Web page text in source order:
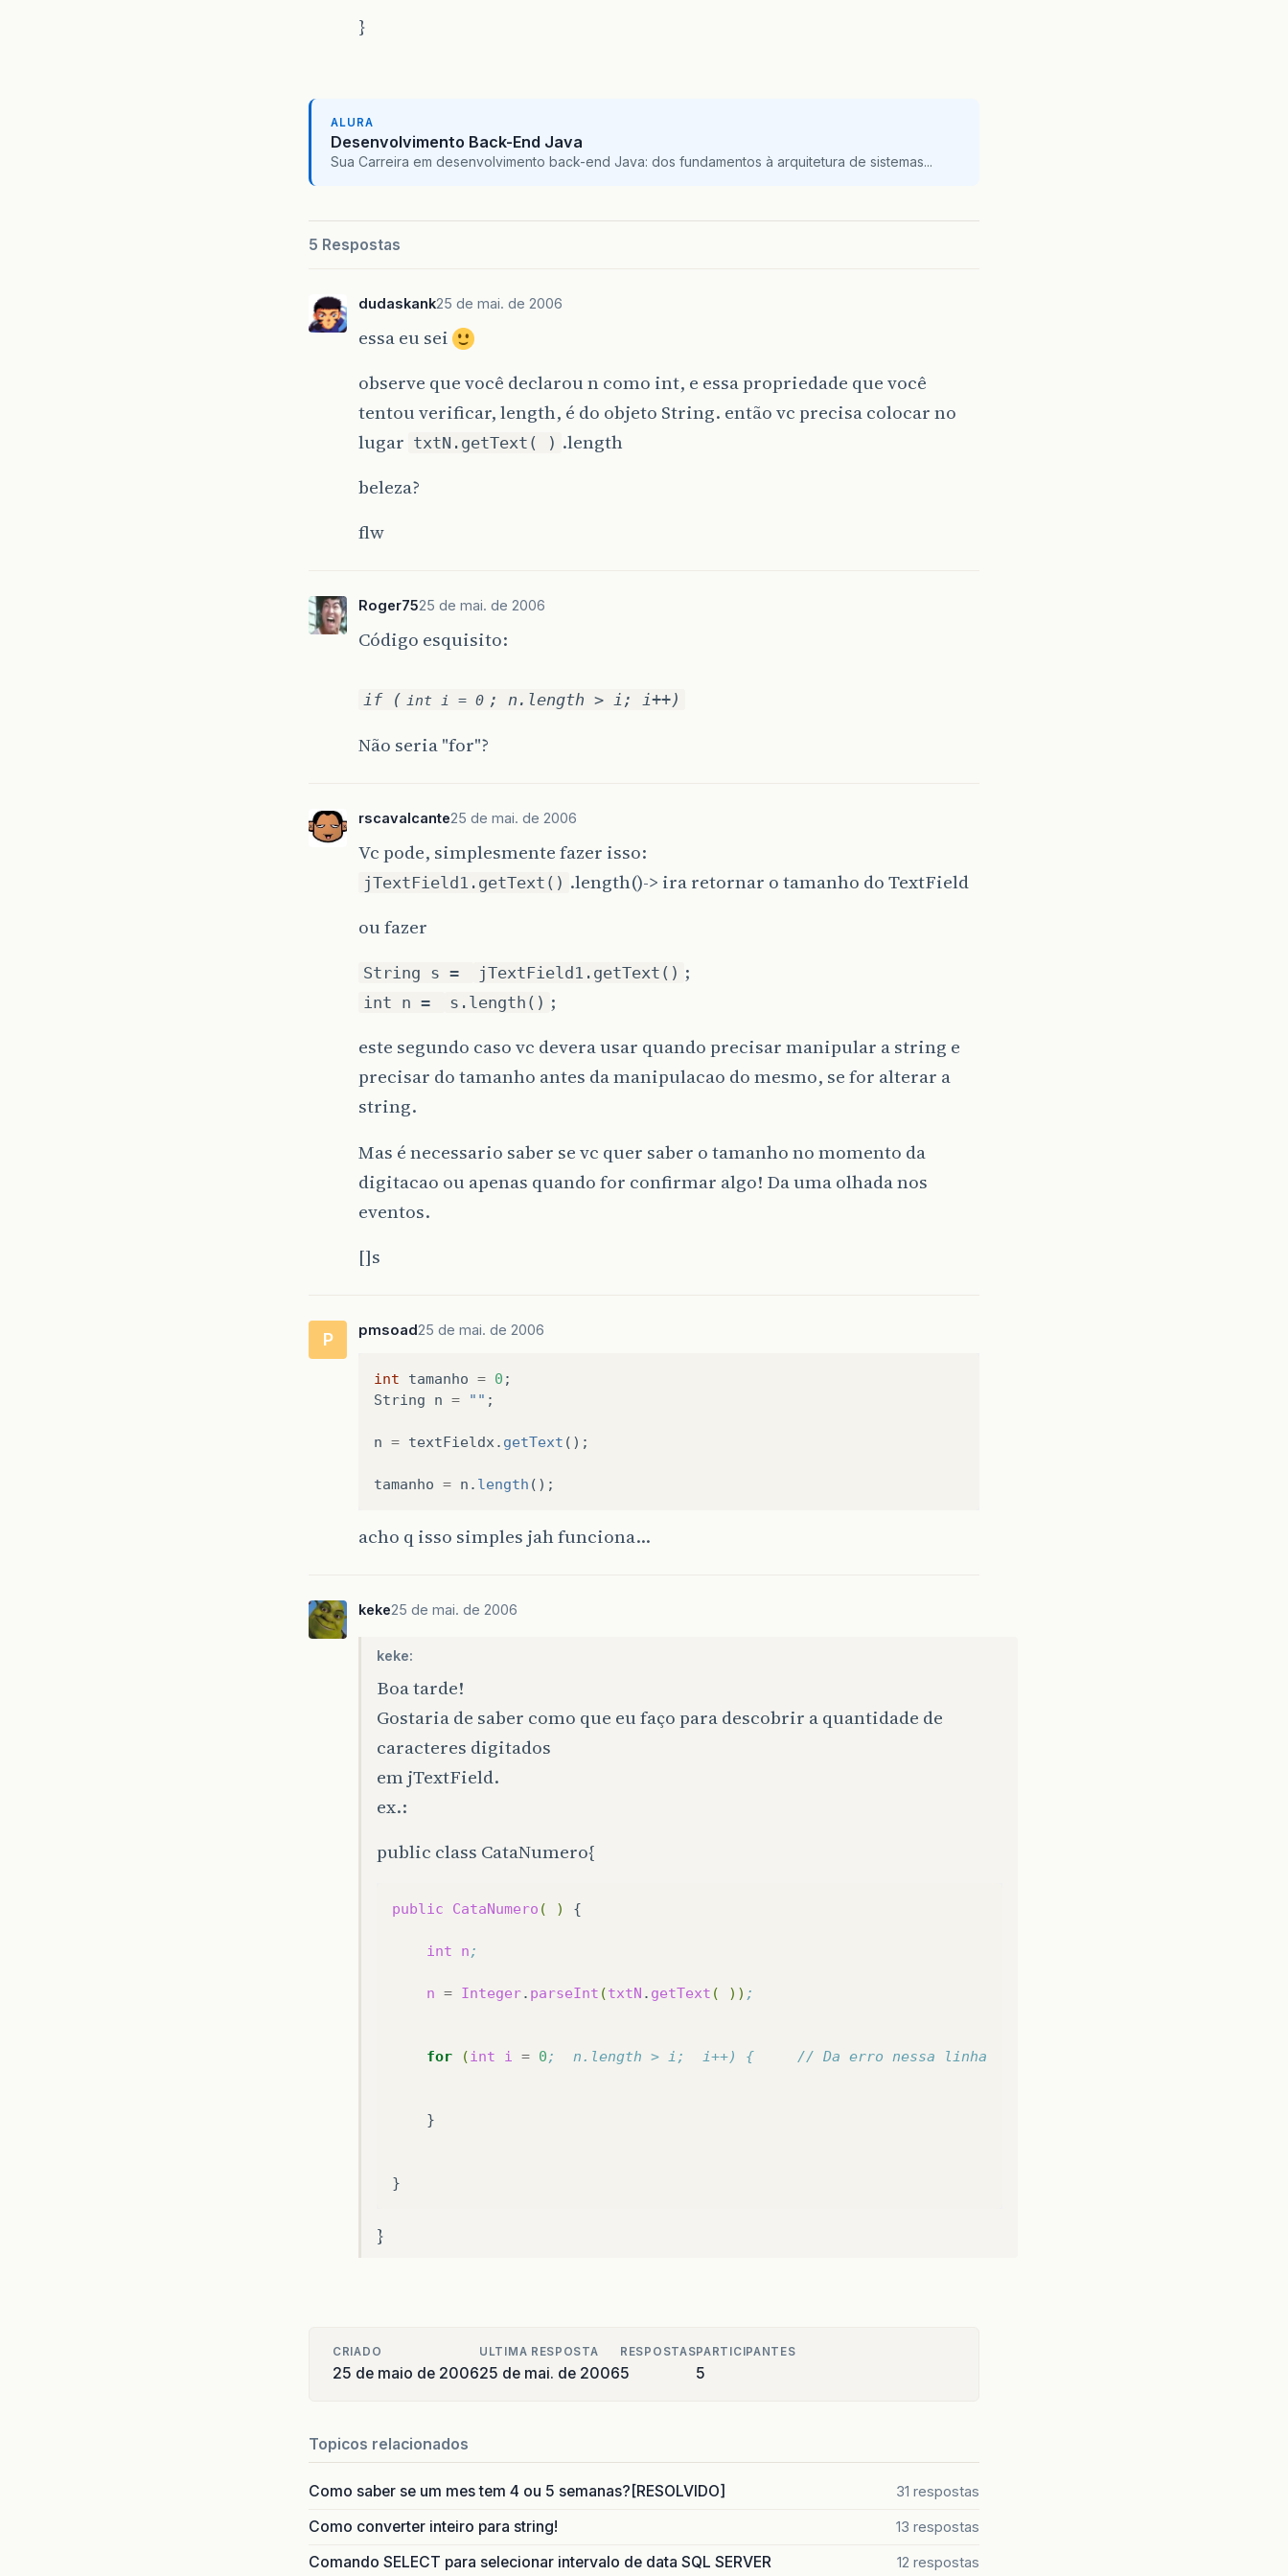
}
ALURA
Desenvolvimento Back-End Java
Sua Carreira em desenvolvimento back-end Java: dos fundamentos à arquitetura de sistemas...
5 Respostas
dudaskank25 de mai. de 2006
essa eu sei
observe que você declarou n como int, e essa propriedade que você
tentou verificar, length, é do objeto String. então vc precisa colocar no
lugar txtN.getText( ) .length
beleza?
flw
Roger7525 de mai. de 2006
Código esquisito:
if ( int i = 0 ; n.length > i; i++)
Não seria "for"?
rscavalcante25 de mai. de 2006
Vc pode, simplesmente fazer isso:
jTextField1.getText() .length()-> ira retornar o tamanho do TextField
ou fazer
String s = jTextField1.getText() ;
int n = s.length() ;
este segundo caso vc devera usar quando precisar manipular a string e
precisar do tamanho antes da manipulacao do mesmo, se for alterar a
string.
Mas é necessario saber se vc quer saber o tamanho no momento da
digitacao ou apenas quando for confirmar algo! Da uma olhada nos
eventos.
[]s
P pmsoad25 de mai. de 2006
int tamanho = 0 ;
String
n = "" ;
n = textFieldx . getText ();
tamanho = n . length ();
acho q isso simples jah funciona…
keke25 de mai. de 2006
keke:
Boa tarde!
Gostaria de saber como que eu faço para descobrir a quantidade de
caracteres digitados
em jTextField.
ex.:
public class CataNumero{
public CataNumero ( ) {
int n;
n = Integer. parseInt (txtN . getText ( )) ;
for ( int i = 0;  n.length > i;  i++) {     // Da erro nessa linha
}
CRIADO
25 de maio de 2006
ULTIMA RESPOSTA
25 de mai. de 2006
RESPOSTAS
5
PARTICIPANTES
5
Topicos relacionados
Como saber se um mes tem 4 ou 5 semanas?[RESOLVIDO] 31 respostas
Como converter inteiro para string! 13 respostas
Comando SELECT para selecionar intervalo de data SQL SERVER 12 respostas